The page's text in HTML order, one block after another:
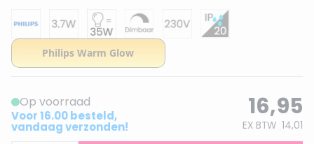
Op voorraad
Voor 16.00 besteld,
vandaag verzonden!
16,95
EX BTW 14,01